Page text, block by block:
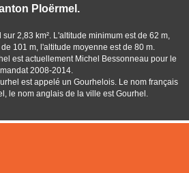
Ploërmel.
2,83 km². L'altitude minimum est de 62 m,
101 m, l'altitude moyenne est de 80 m.
est actuellement Michel Bessonneau pour le
mandat 2008-2014.
est appelé un Gourhelois. Le nom français
le nom anglais de la ville est Gourhel.